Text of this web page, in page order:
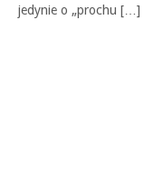
jedynie o „prochu […]